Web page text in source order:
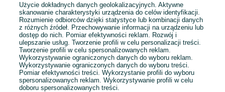
E-mail
Hasło
Użycie dokładnych danych geolokalizacyjnych. Aktywne
skanowanie charakterystyki urządzenia do celów identyfikacji.
Rozumienie odbiorców dzięki statystyce lub kombinacji danych
z różnych źródeł. Przechowywanie informacji na urządzeniu lub
dostęp do nich. Pomiar efektywności reklam. Rozwój i
ulepszanie usług. Tworzenie profili w celu personalizacji treści.
Tworzenie profili w celu spersonalizowanych reklam.
Wykorzystywanie ograniczonych danych do wyboru reklam.
Wykorzystywanie ograniczonych danych do wyboru treści.
Pomiar efektywności treści. Wykorzystanie profili do wyboru
spersonalizowanych reklam. Wykorzystywanie profili w celu
doboru spersonalizowanych treści.